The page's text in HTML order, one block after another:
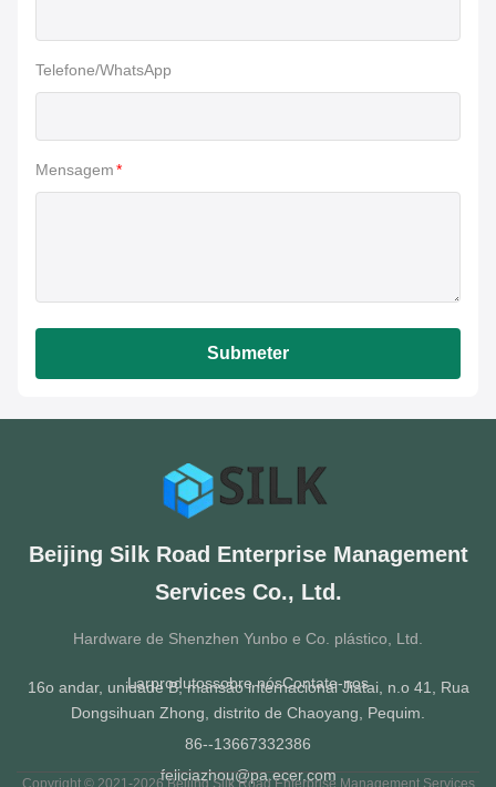
Telefone/WhatsApp
Mensagem*
Submeter
Beijing Silk Road Enterprise Management
Services Co., Ltd.
Hardware de Shenzhen Yunbo e Co. plástico, Ltd.
Larprodutossobre nósContate-nos
16o andar, unidade B, mansão internacional Jiatai, n.o 41, Rua
Dongsihuan Zhong, distrito de Chaoyang, Pequim.
86--13667332386
feliciazhou@pa.ecer.com
Copyright © 2021-2026 Beijing Silk Road Enterprise Management Services